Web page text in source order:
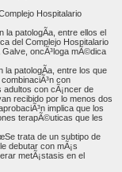
Hospitalario
la patologÃ­a, entre ellos el
del Complejo Hospitalario
oncÃ³loga mÃ©dica
la patologÃ­a, entre los que
con
con cÃ¡ncer de
recibido por lo menos dos
implica que los
terapÃ©uticas que les
trata de un subtipo de
debutar con mÃ¡s
metÃ¡stasis en el